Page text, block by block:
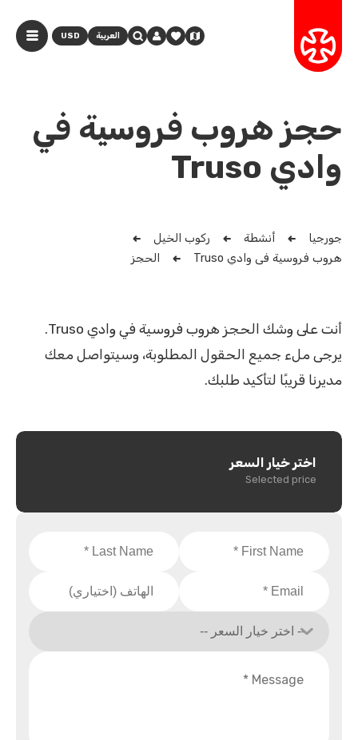
العربية USD
حجز هروب فروسية في
وادي Truso
جورجيا أنشطة
ركوب الخيل
هروب فروسية في وادي Truso
الحجز
أنت على وشك الحجز هروب فروسية في وادي Truso.
يرجى ملء جميع الحقول المطلوبة، وسيتواصل معك
مديرنا قريبًا لتأكيد طلبك.
اختر خيار السعر
Selected price